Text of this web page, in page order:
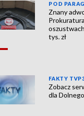
POD
Znany
tys. zł
FAKTY
Zobacz
dla